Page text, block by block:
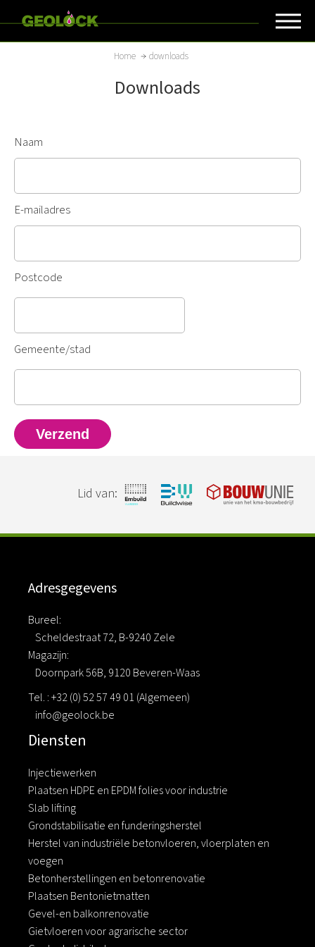
en
naar
Home downloads
Downloads
Naam
E-mailadres
Postcode
Gemeente/stad
Lid van:
Adresgegevens
Bureel:
Scheldestraat 72, B-9240 Zele
Magazijn:
Doornpark 56B, 9120 Beveren-Waas
Tel. : +32 (0) 52 57 49 01 (Algemeen)
info@geolock.be
Diensten
Injectiewerken
Plaatsen HDPE en EPDM folies voor industrie
Slab lifting
Grondstabilisatie en funderingsherstel
Herstel van industriële betonvloeren, vloerplaten en
voegen
Betonherstellingen en betonrenovatie
Plaatsen Bentonietmatten
Gevel-en balkonrenovatie
Gietvloeren voor agrarische sector